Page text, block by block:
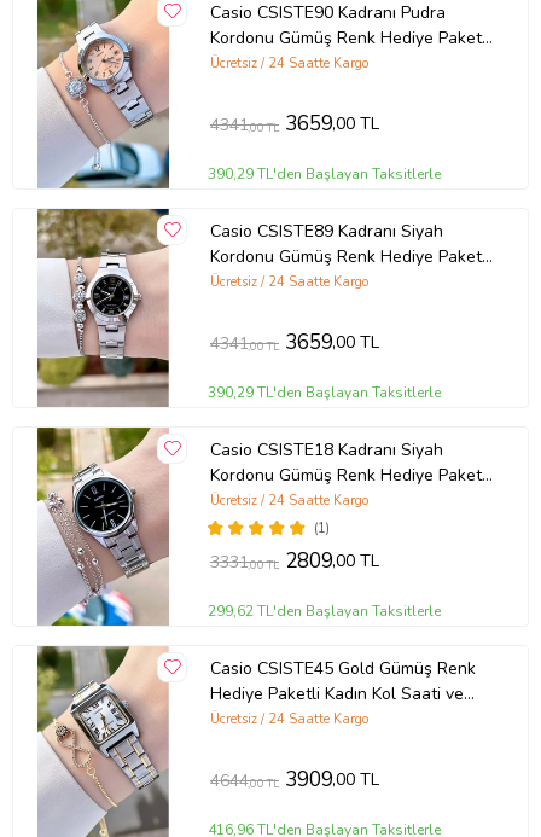
Casio CSISTE90 Kadranı Pudra
Kordonu Gümüş Renk Hediye Paketli
Kadın Kol Saati ve Bileklik
Ücretsiz / 24 Saatte Kargo
4341,00 TL 3659,00 TL
390,29 TL'den Başlayan Taksitlerle
Casio CSISTE89 Kadranı Siyah
Kordonu Gümüş Renk Hediye Paketli
Kadın Kol Saati
Ücretsiz / 24 Saatte Kargo
4341,00 TL 3659,00 TL
390,29 TL'den Başlayan Taksitlerle
Casio CSISTE18 Kadranı Siyah
Kordonu Gümüş Renk Hediye Paketli
Kadın Kol Saati ve Bileklik
(1)
Ücretsiz / 24 Saatte Kargo
3331,00 TL 2809,00 TL
299,62 TL'den Başlayan Taksitlerle
Casio CSISTE45 Gold Gümüş Renk
Hediye Paketli Kadın Kol Saati ve
Bileklik
Ücretsiz / 24 Saatte Kargo
4644,00 TL 3909,00 TL
416,96 TL'den Başlayan Taksitlerle